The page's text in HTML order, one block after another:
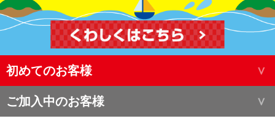
初めてのお客様
ご加入中のお客様